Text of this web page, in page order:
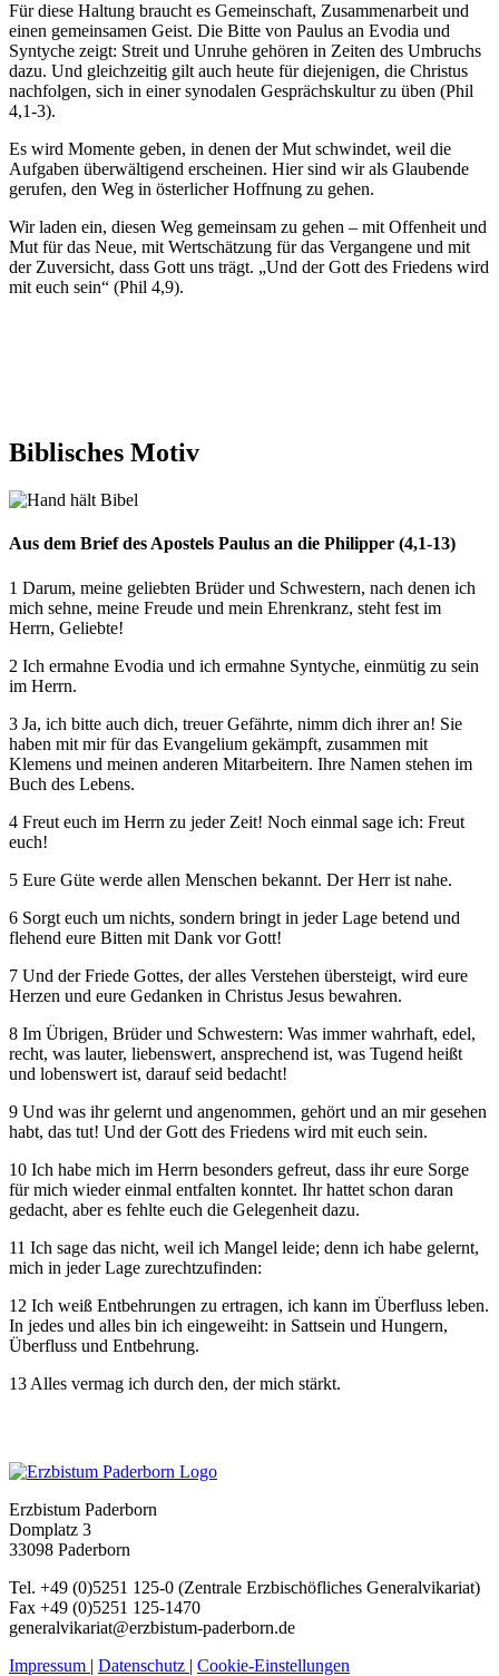
Für diese Haltung braucht es Gemeinschaft, Zusammenarbeit und
einen gemeinsamen Geist. Die Bitte von Paulus an Evodia und
Syntyche zeigt: Streit und Unruhe gehören in Zeiten des Umbruchs
dazu. Und gleichzeitig gilt auch heute für diejenigen, die Christus
nachfolgen, sich in einer synodalen Gesprächskultur zu üben (Phil
4,1-3).
Es wird Momente geben, in denen der Mut schwindet, weil die
Aufgaben überwältigend erscheinen. Hier sind wir als Glaubende
gerufen, den Weg in österlicher Hoffnung zu gehen.
Wir laden ein, diesen Weg gemeinsam zu gehen – mit Offenheit und
Mut für das Neue, mit Wertschätzung für das Vergangene und mit
der Zuversicht, dass Gott uns trägt. „Und der Gott des Friedens wird
mit euch sein“ (Phil 4,9).
Biblisches Motiv
Aus dem Brief des Apostels Paulus an die Philipper (4,1-13)
1 Darum, meine geliebten Brüder und Schwestern, nach denen ich
mich sehne, meine Freude und mein Ehrenkranz, steht fest im
Herrn, Geliebte!
2 Ich ermahne Evodia und ich ermahne Syntyche, einmütig zu sein
im Herrn.
3 Ja, ich bitte auch dich, treuer Gefährte, nimm dich ihrer an! Sie
haben mit mir für das Evangelium gekämpft, zusammen mit
Klemens und meinen anderen Mitarbeitern. Ihre Namen stehen im
Buch des Lebens.
4 Freut euch im Herrn zu jeder Zeit! Noch einmal sage ich: Freut
euch!
5 Eure Güte werde allen Menschen bekannt. Der Herr ist nahe.
6 Sorgt euch um nichts, sondern bringt in jeder Lage betend und
flehend eure Bitten mit Dank vor Gott!
7 Und der Friede Gottes, der alles Verstehen übersteigt, wird eure
Herzen und eure Gedanken in Christus Jesus bewahren.
8 Im Übrigen, Brüder und Schwestern: Was immer wahrhaft, edel,
recht, was lauter, liebenswert, ansprechend ist, was Tugend heißt
und lobenswert ist, darauf seid bedacht!
9 Und was ihr gelernt und angenommen, gehört und an mir gesehen
habt, das tut! Und der Gott des Friedens wird mit euch sein.
10 Ich habe mich im Herrn besonders gefreut, dass ihr eure Sorge
für mich wieder einmal entfalten konntet. Ihr hattet schon daran
gedacht, aber es fehlte euch die Gelegenheit dazu.
11 Ich sage das nicht, weil ich Mangel leide; denn ich habe gelernt,
mich in jeder Lage zurechtzufinden:
12 Ich weiß Entbehrungen zu ertragen, ich kann im Überfluss leben.
In jedes und alles bin ich eingeweiht: in Sattsein und Hungern,
Überfluss und Entbehrung.
13 Alles vermag ich durch den, der mich stärkt.
Erzbistum Paderborn
Domplatz 3
33098 Paderborn
Tel. +49 (0)5251 125-0 (Zentrale Erzbischöfliches Generalvikariat)
Fax +49 (0)5251 125-1470
generalvikariat@erzbistum-paderborn.de
Impressum | Datenschutz | Cookie-Einstellungen